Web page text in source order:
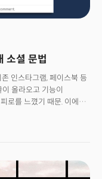
츠를 유지하며 지금의
가 된 미디어 산업에서
명의 아내와 딸 넷, 아들
경쟁과 보복은
기도 했습니다.
소셜 문법
인스타그램, 페이스북 등
올라오고 기능이
로를 느꼈기 때문. 이에
을 중심으로 자신의
존 소셜 인플루언서들은
대명사가 된 인스타그램의